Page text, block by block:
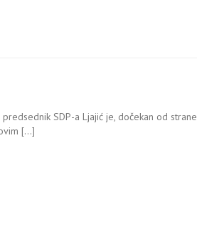
SDP-a Ljajić je, dočekan od strane
[…]